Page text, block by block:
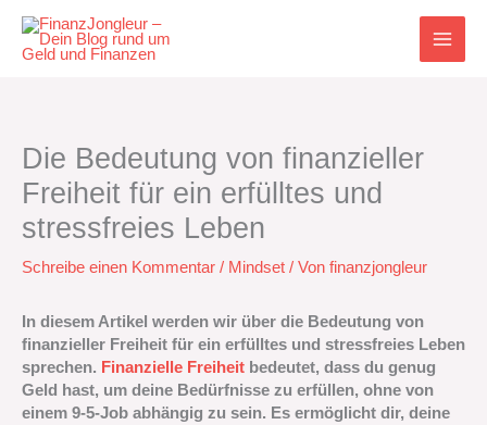
Inhalt
springen
Die Bedeutung von finanzieller
Freiheit für ein erfülltes und
stressfreies Leben
Schreibe einen Kommentar / Mindset / Von finanzjongleur
In diesem Artikel werden wir über die Bedeutung von
finanzieller Freiheit für ein erfülltes und stressfreies Leben
sprechen. Finanzielle Freiheit bedeutet, dass du genug
Geld hast, um deine Bedürfnisse zu erfüllen, ohne von
einem 9-5-Job abhängig zu sein. Es ermöglicht dir, deine